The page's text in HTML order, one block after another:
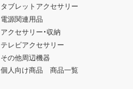
タブレットアクセサリー
電源関連用品
アクセサリー・収納
テレビアクセサリー
その他周辺機器
個人向け商品 商品一覧